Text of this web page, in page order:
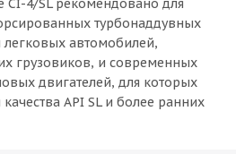
CI-4/SL рекомендовано для
турбонаддувных
легковых автомобилей,
грузовиков, и современных
двигателей, для которых
API SL и более ранних